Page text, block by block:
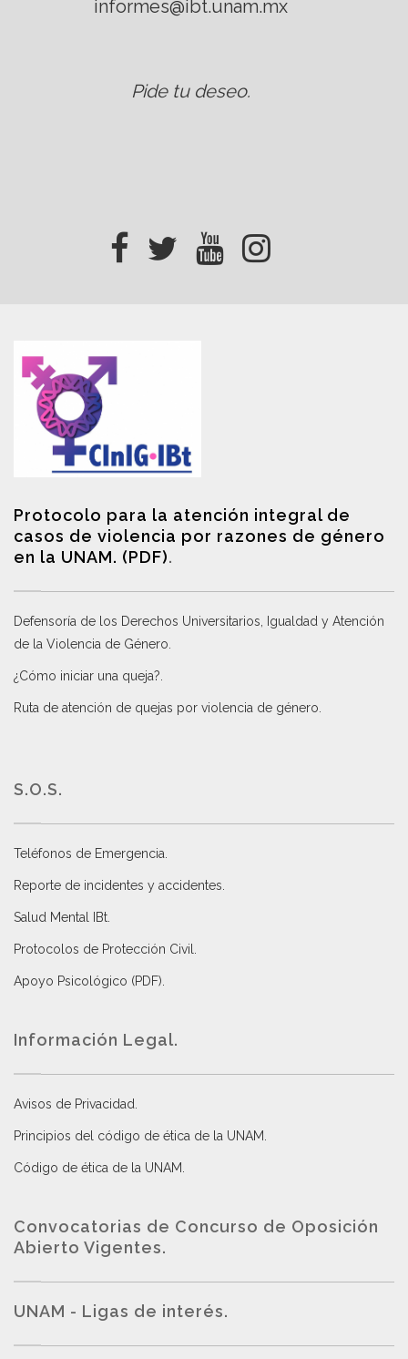
informes@ibt.unam.mx
Pide tu deseo.
Protocolo para la atención integral de
casos de violencia por razones de género
en la UNAM. (PDF).
Defensoría de los Derechos Universitarios, Igualdad y Atención
de la Violencia de Género
¿Cómo iniciar una queja?
Ruta de atención de quejas por violencia de género
S.O.S.
Teléfonos de Emergencia.
Reporte de incidentes y accidentes
Salud Mental IBt
Protocolos de Protección Civil
Apoyo Psicológico (PDF)
Información Legal.
Avisos de Privacidad
Principios del código de ética de la UNAM
Código de ética de la UNAM
Convocatorias de Concurso de Oposición
Abierto Vigentes.
UNAM - Ligas de interés.